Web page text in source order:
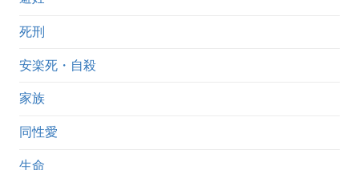
死刑
安楽死・自殺
家族
同性愛
生命